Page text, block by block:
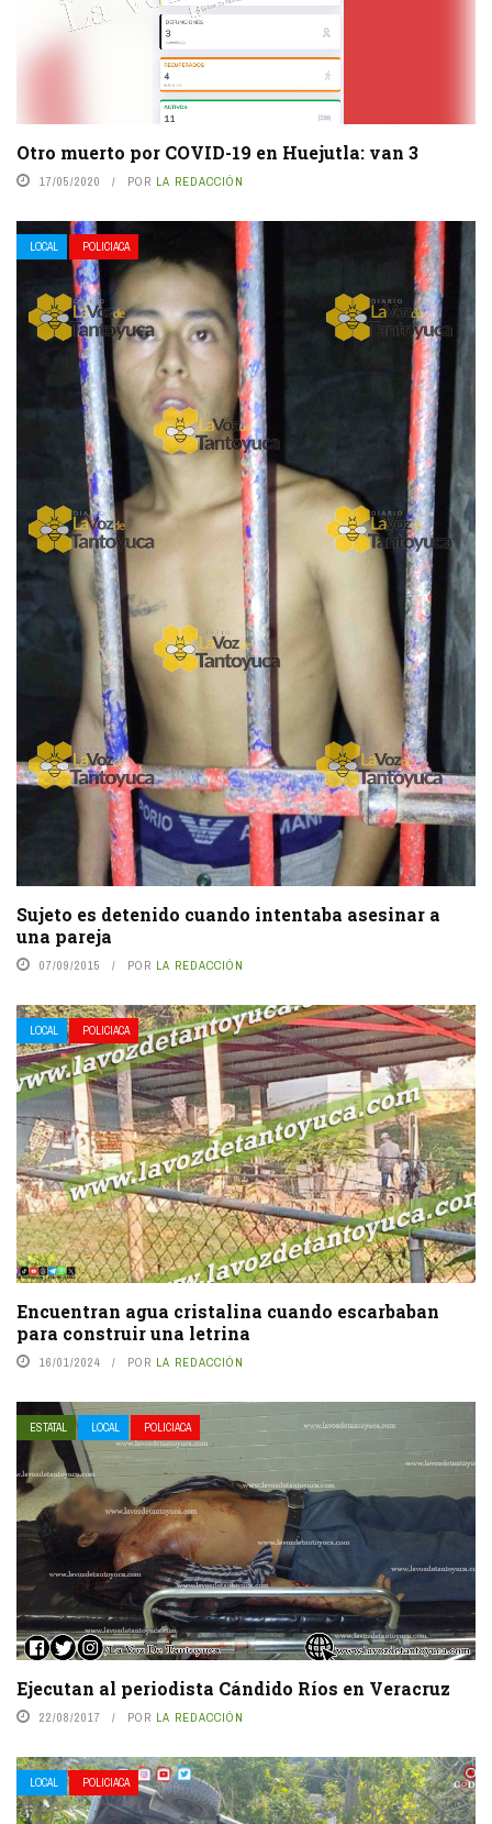
Otro muerto por COVID-19 en Huejutla: van 3
17/05/2020 POR LA REDACCIÓN
LOCAL POLICIACA
Sujeto es detenido cuando intentaba asesinar a
una pareja
07/09/2015 POR LA REDACCIÓN
LOCAL POLICIACA
Encuentran agua cristalina cuando escarbaban
para construir una letrina
16/01/2024 POR LA REDACCIÓN
ESTATAL LOCAL POLICIACA
Ejecutan al periodista Cándido Ríos en Veracruz
22/08/2017 POR LA REDACCIÓN
LOCAL POLICIACA